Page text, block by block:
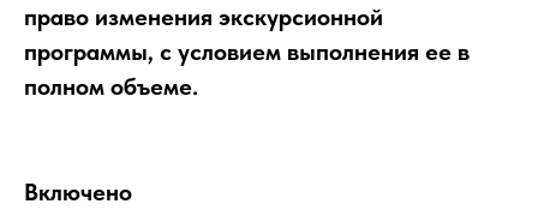
право изменения экскурсионной
программы, с условием выполнения ее в
полном объеме.
Включено